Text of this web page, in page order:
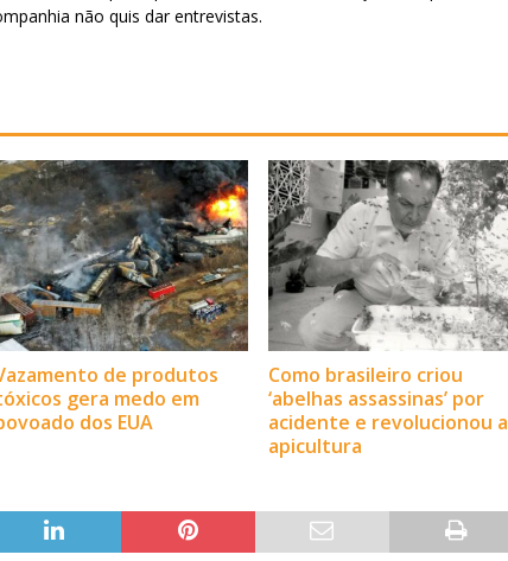
não quis dar entrevistas.
de produtos
gera medo em
dos EUA
Como brasileiro criou
‘abelhas assassinas’ por
acidente e revolucionou a
apicultura